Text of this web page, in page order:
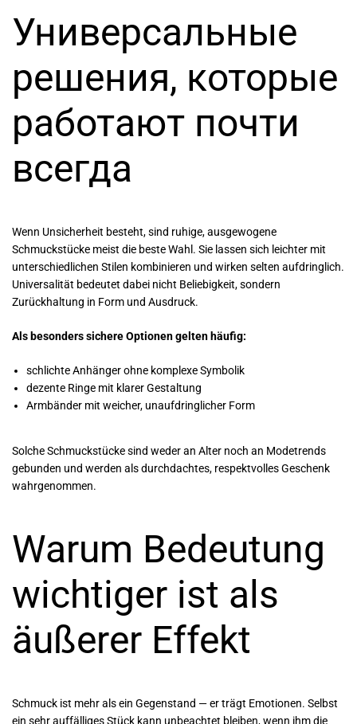
Универсальные
решения, которые
работают почти
всегда
Wenn Unsicherheit besteht, sind ruhige, ausgewogene
Schmuckstücke meist die beste Wahl. Sie lassen sich leichter mit
unterschiedlichen Stilen kombinieren und wirken selten aufdringlich.
Universalität bedeutet dabei nicht Beliebigkeit, sondern
Zurückhaltung in Form und Ausdruck.
Als besonders sichere Optionen gelten häufig:
schlichte Anhänger ohne komplexe Symbolik
dezente Ringe mit klarer Gestaltung
Armbänder mit weicher, unaufdringlicher Form
Solche Schmuckstücke sind weder an Alter noch an Modetrends
gebunden und werden als durchdachtes, respektvolles Geschenk
wahrgenommen.
Warum Bedeutung
wichtiger ist als
äußerer Effekt
Schmuck ist mehr als ein Gegenstand — er trägt Emotionen. Selbst
ein sehr auffälliges Stück kann unbeachtet bleiben, wenn ihm die